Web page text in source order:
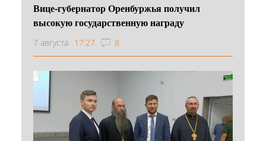
Вице-губернатор Оренбуржья получил
высокую государственную награду
7 августа 17:27 8